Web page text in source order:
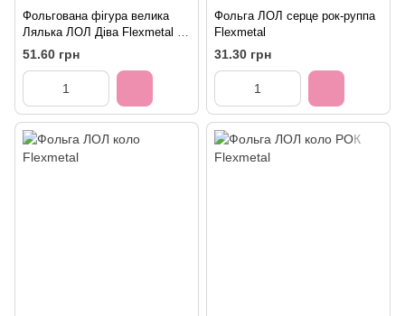
Фольгована фігура велика
Лялька ЛОЛ Діва Flexmetal (в
Інд. уп.) 901788
51.60 грн
Фольга ЛОЛ серце рок-руппа
Flexmetal
31.30 грн